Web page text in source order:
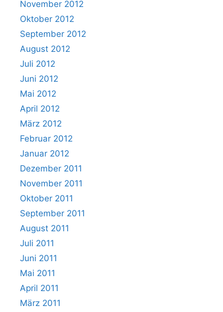
November 2012
Oktober 2012
September 2012
August 2012
Juli 2012
Juni 2012
Mai 2012
April 2012
März 2012
Februar 2012
Januar 2012
Dezember 2011
November 2011
Oktober 2011
September 2011
August 2011
Juli 2011
Juni 2011
Mai 2011
April 2011
März 2011